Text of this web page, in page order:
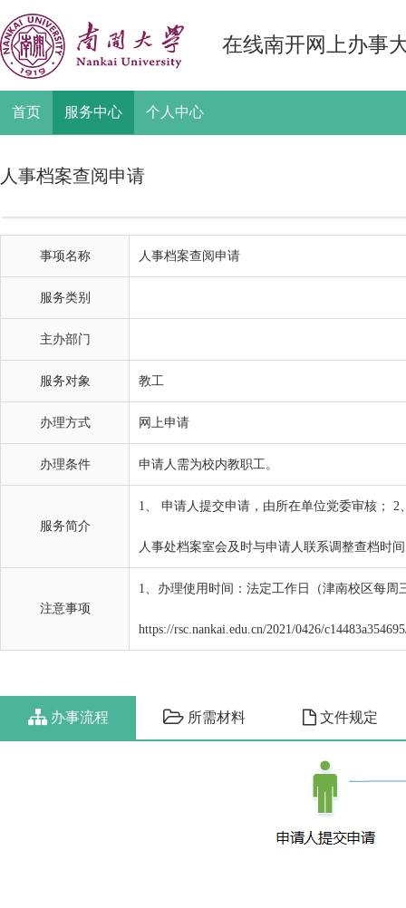
在线南开网上办事
首页 服务中心 个人中心
人事档案查阅申请
事项名称 人事档案查阅申请
服务类别
主办部门
服务对象 教工
办理方式 网上申请
办理条件 申请人需为校内教职工。
服务简介
1、 申请人提交申请，由所在单位党委审核；
人事处档案室会及时与申请人联系调整查档时
注意事项
1、办理使用时间：法定工作日（津南校区每
https://rsc.nankai.edu.cn/2021/0426/
办事流程 所需材料 文件规定